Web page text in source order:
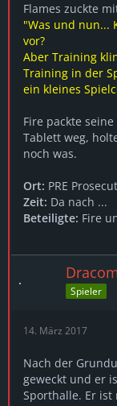
Flames zuckte
"Was und nun...
vor?
Aber Training
Training in der
ein kleines
Fire packte
Tablett weg,
noch was.
Ort: PRE
Zeit: Da nach ...
Beteiligte: Fire
Spieler
14. März 2017
Nach der
geweckt und er
Sporthalle. Er